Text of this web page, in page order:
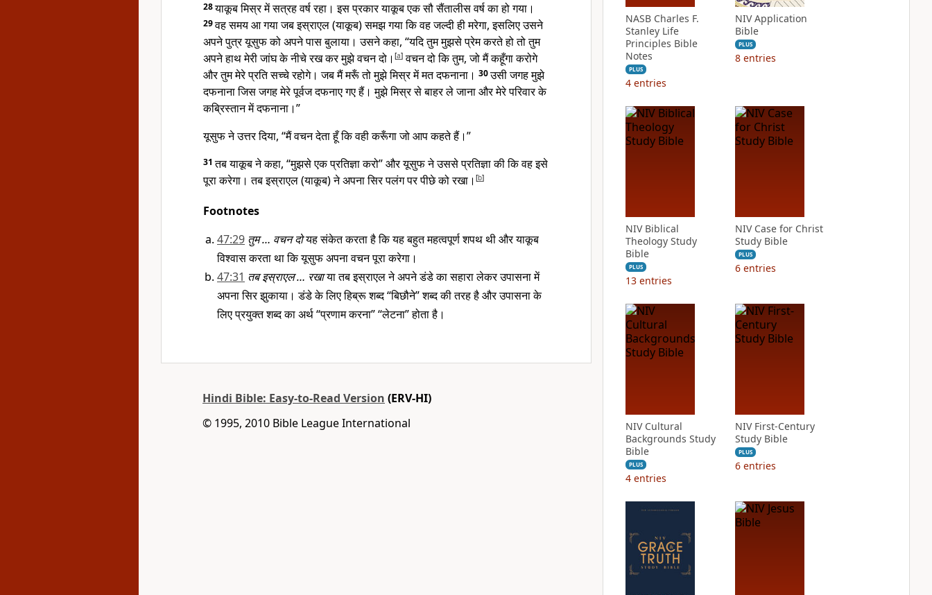
28याकूब मिस्र में सत्रह वर्ष रहा। इस प्रकार याकूब एक सौ सैंतालीस वर्ष का हो गया।
29वह समय आ गया जब इस्राएल (याकूब) समझ गया कि वह जल्दी ही मरेगा, इसलिए उसने
अपने पुत्र यूसुफ को अपने पास बुलाया। उसने कहा, “यदि तुम मुझसे प्रेम करते हो तो तुम
अपने हाथ मेरी जांघ के नीचे रख कर मुझे वचन दो। [a] वचन दो कि तुम, जो मैं कहूँगा करोगे
और तुम मेरे प्रति सच्चे रहोगे। जब मैं मरूँ तो मुझे मिस्र में मत दफनाना। 30उसी जगह मुझे
दफनाना जिस जगह मेरे पूर्वज दफनाए गए हैं। मुझे मिस्र से बाहर ले जाना और मेरे परिवार के
कब्रिस्तान में दफनाना।”
यूसुफ ने उत्तर दिया, “मैं वचन देता हूँ कि वही करूँगा जो आप कहते हैं।”
31तब याकूब ने कहा, “मुझसे एक प्रतिज्ञा करो” और यूसुफ ने उससे प्रतिज्ञा की कि वह इसे
पूरा करेगा। तब इस्राएल (याकूब) ने अपना सिर पलंग पर पीछे को रखा। [b]
Footnotes
47:29 तुम … वचन दोयह संकेत करता है कि यह बहुत महत्वपूर्ण शपथ थी और याकूब
विश्वास करता था कि यूसुफ अपना वचन पूरा करेगा।
47:31 तब इस्राएल … रखाया तब इस्राएल ने अपने डंडे का सहारा लेकर उपासना में
अपना सिर झुकाया। डंडे के लिए हिब्रू शब्द “बिछौने” शब्द की तरह है और उपासना के
लिए प्रयुक्त शब्द का अर्थ “प्रणाम करना” “लेटना” होता है।
Hindi Bible: Easy-to-Read Version (ERV-HI)
© 1995, 2010 Bible League International
NASB Charles F.
Stanley Life
Principles Bible
Notes
PLUS
4 entries
NIV Application
Bible
PLUS
8 entries
NIV Biblical
Theology Study
Bible
PLUS
13 entries
NIV Case for Christ
Study Bible
PLUS
6 entries
NIV Cultural
Backgrounds Study
Bible
PLUS
4 entries
NIV First-Century
Study Bible
PLUS
6 entries